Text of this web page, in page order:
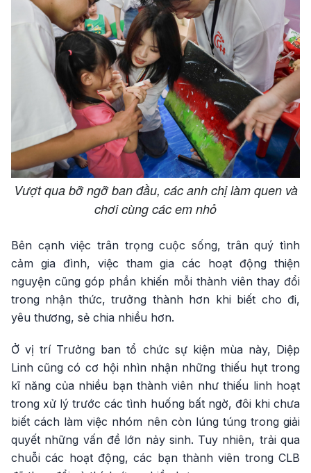
Vượt qua bỡ ngỡ ban đầu, các anh chị làm quen và
chơi cùng các em nhỏ
Bên cạnh việc trân trọng cuộc sống, trân quý tình
cảm gia đình, việc tham gia các hoạt động thiện
nguyện cũng góp phần khiến mỗi thành viên thay đổi
trong nhận thức, trưởng thành hơn khi biết cho đi,
yêu thương, sẻ chia nhiều hơn.
Ở vị trí Trưởng ban tổ chức sự kiện mùa này, Diệp
Linh cũng có cơ hội nhìn nhận những thiếu hụt trong
kĩ năng của nhiều bạn thành viên như thiếu linh hoạt
trong xử lý trước các tình huống bất ngờ, đôi khi chưa
biết cách làm việc nhóm nên còn lúng túng trong giải
quyết những vấn đề lớn nảy sinh. Tuy nhiên, trải qua
chuỗi các hoạt động, các bạn thành viên trong CLB